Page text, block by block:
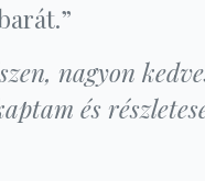
nagyon
és